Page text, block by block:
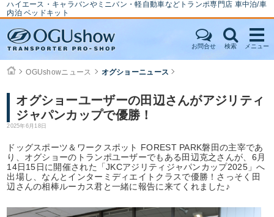
ハイエース・キャラバンやミニバン・軽自動車などトランポ専門店 車中泊/車
内泊 ベッドキット
お問合せ 検索 メニュー
OGUshowニュース オグショーニュース
オグショーユーザーの田辺さんがアジリティ
ジャパンカップで優勝！
2025年6月18日
ドッグスポーツ＆ワークスポット FOREST PARK磐田の主宰であ
り、オグショーのトランポユーザーでもある田辺克之さんが、6月
14日15日に開催された「JKCアジリティジャパンカップ2025」へ
出場し、なんとインターミディエイトクラスで優勝！さっそく田
辺さんの相棒ルーカス君と一緒に報告に来てくれました♪